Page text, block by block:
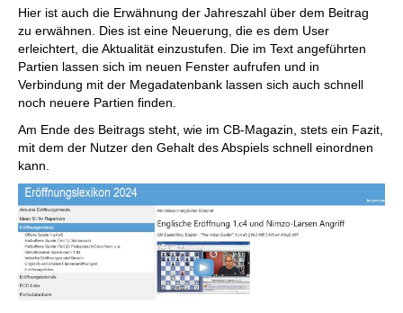
Hier ist auch die Erwähnung der Jahreszahl über dem Beitrag
zu erwähnen. Dies ist eine Neuerung, die es dem User
erleichtert, die Aktualität einzustufen. Die im Text angeführten
Partien lassen sich im neuen Fenster aufrufen und in
Verbindung mit der Megadatenbank lassen sich auch schnell
noch neuere Partien finden.
Am Ende des Beitrags steht, wie im CB-Magazin, stets ein Fazit,
mit dem der Nutzer den Gehalt des Abspiels schnell einordnen
kann.